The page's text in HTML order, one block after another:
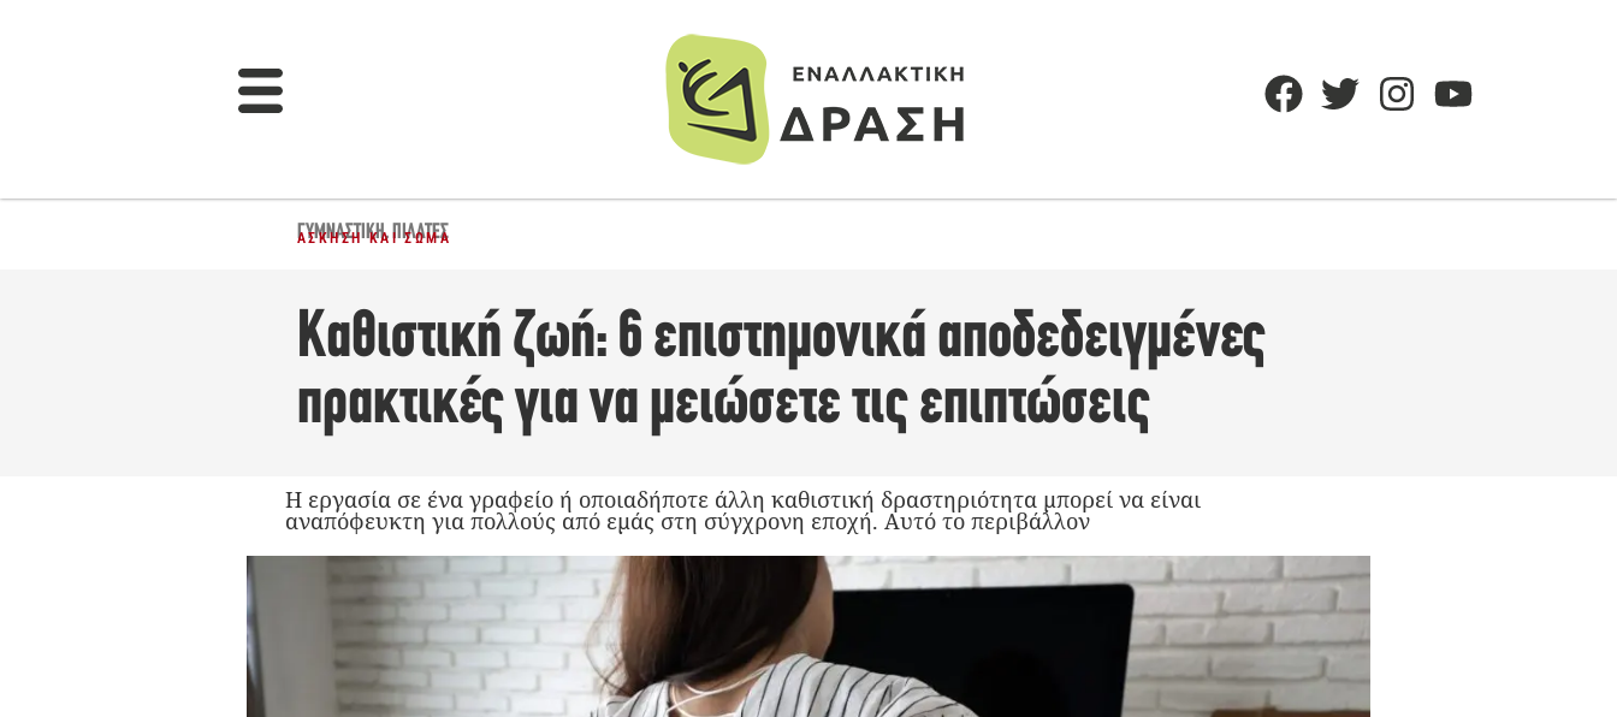
ΓΥΜΝΑΣΤΙΚΉ,ΠΙΛΆΤΕΣ
ΆΣΚΗΣΗ ΚΑΙ ΣΏΜΑ
Καθιστική ζωή: 6 επιστημονικά αποδεδειγμένες
πρακτικές για να μειώσετε τις επιπτώσεις
Η εργασία σε ένα γραφείο ή οποιαδήποτε άλλη καθιστική δραστηριότητα μπορεί να είναι
αναπόφευκτη για πολλούς από εμάς στη σύγχρονη εποχή. Αυτό το περιβάλλον